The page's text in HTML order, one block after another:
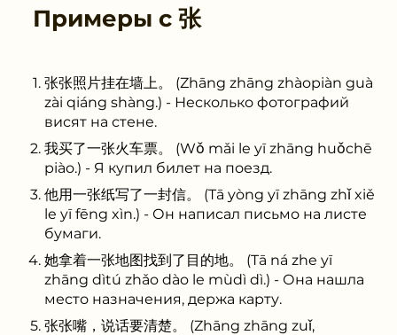
Примеры с 张
张张照片挂在墙上。 (Zhāng zhāng zhàopiàn guà
zài qiáng shàng.) - Несколько фотографий
висят на стене.
我买了一张火车票。 (Wǒ mǎi le yī zhāng huǒchē
piào.) - Я купил билет на поезд.
他用一张纸写了一封信。 (Tā yòng yī zhāng zhǐ xiě
le yī fēng xìn.) - Он написал письмо на листе
бумаги.
她拿着一张地图找到了目的地。 (Tā ná zhe yī
zhāng dìtú zhǎo dào le mùdì dì.) - Она нашла
место назначения, держа карту.
张张嘴，说话要清楚。 (Zhāng zhāng zuǐ,